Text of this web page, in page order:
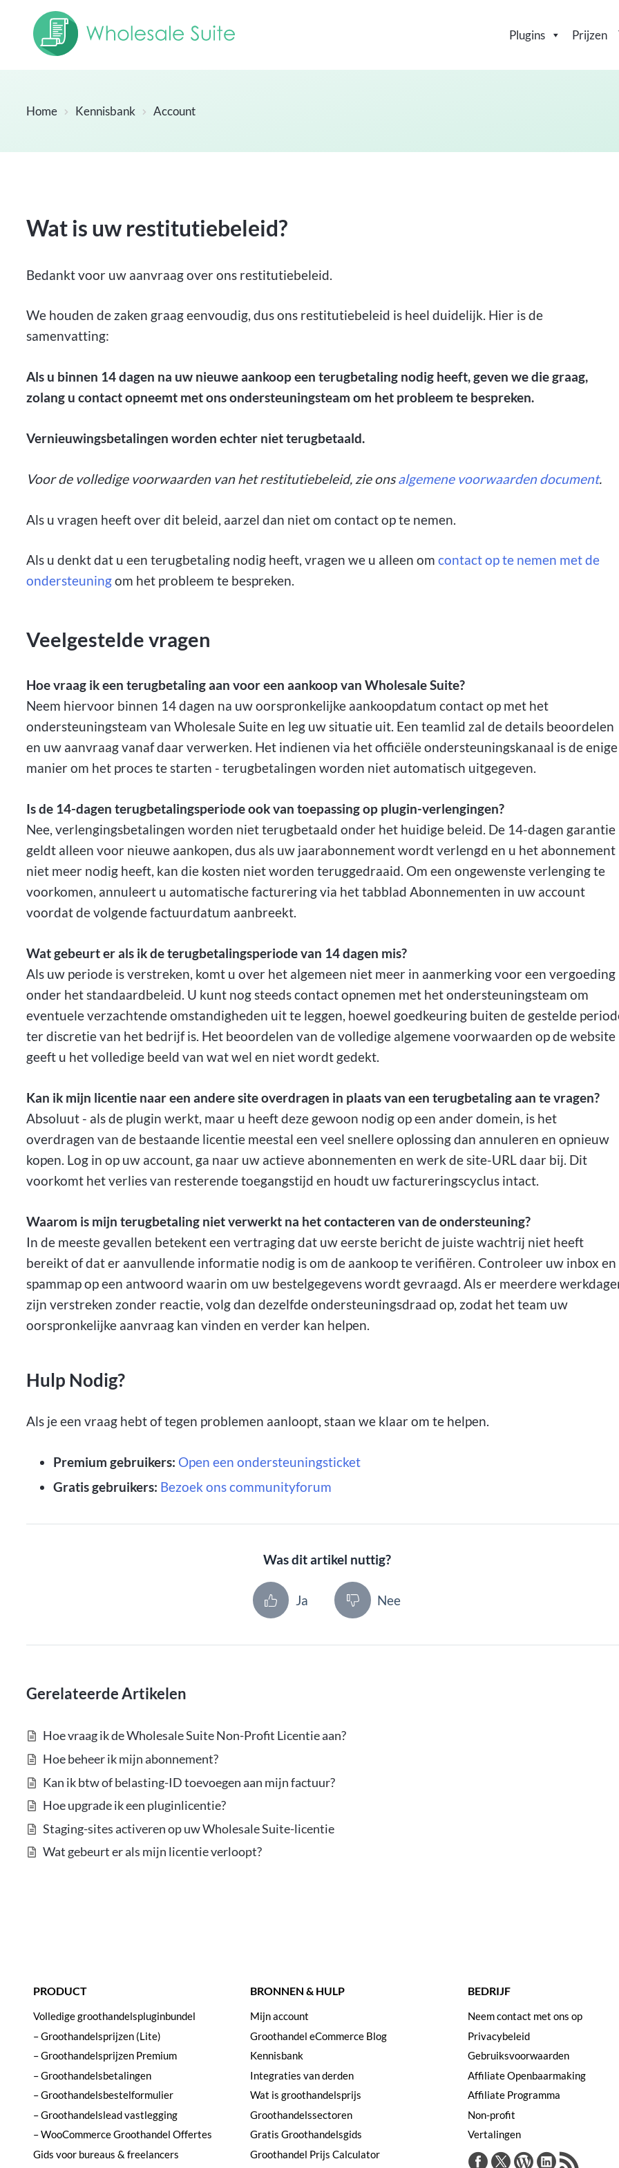
Plugins Prijzen
Home Kennisbank Account
Wat is uw restitutiebeleid?
Bedankt voor uw aanvraag over ons restitutiebeleid.
We houden de zaken graag eenvoudig, dus ons restitutiebeleid is heel duidelijk. Hier is de
samenvatting:
Als u binnen 14 dagen na uw nieuwe aankoop een terugbetaling nodig heeft, geven we die graag,
zolang u contact opneemt met ons ondersteuningsteam om het probleem te bespreken.
Vernieuwingsbetalingen worden echter niet terugbetaald.
Voor de volledige voorwaarden van het restitutiebeleid, zie onsalgemene voorwaarden document.
Als u vragen heeft over dit beleid, aarzel dan niet om contact op te nemen.
Als u denkt dat u een terugbetaling nodig heeft, vragen we u alleen omcontact op te nemen met de
ondersteuningom het probleem te bespreken.
Veelgestelde vragen
Hoe vraag ik een terugbetaling aan voor een aankoop van Wholesale Suite?
Neem hiervoor binnen 14 dagen na uw oorspronkelijke aankoopdatum contact op met het
ondersteuningsteam van Wholesale Suite en leg uw situatie uit. Een teamlid zal de details beoordelen
en uw aanvraag vanaf daar verwerken. Het indienen via het officiële ondersteuningskanaal is de enige
manier om het proces te starten - terugbetalingen worden niet automatisch uitgegeven.
Is de 14-dagen terugbetalingsperiode ook van toepassing op plugin-verlengingen?
Nee, verlengingsbetalingen worden niet terugbetaald onder het huidige beleid. De 14-dagen garantie
geldt alleen voor nieuwe aankopen, dus als uw jaarabonnement wordt verlengd en u het abonnement
niet meer nodig heeft, kan die kosten niet worden teruggedraaid. Om een ongewenste verlenging te
voorkomen, annuleert u automatische facturering via het tabblad Abonnementen in uw account
voordat de volgende factuurdatum aanbreekt.
Wat gebeurt er als ik de terugbetalingsperiode van 14 dagen mis?
Als uw periode is verstreken, komt u over het algemeen niet meer in aanmerking voor een vergoeding
onder het standaardbeleid. U kunt nog steeds contact opnemen met het ondersteuningsteam om
eventuele verzachtende omstandigheden uit te leggen, hoewel goedkeuring buiten de gestelde
ter discretie van het bedrijf is. Het beoordelen van de volledige algemene voorwaarden op de website
geeft u het volledige beeld van wat wel en niet wordt gedekt.
Kan ik mijn licentie naar een andere site overdragen in plaats van een terugbetaling aan te vragen?
Absoluut - als de plugin werkt, maar u heeft deze gewoon nodig op een ander domein, is het
overdragen van de bestaande licentie meestal een veel snellere oplossing dan annuleren en opnieuw
kopen. Log in op uw account, ga naar uw actieve abonnementen en werk de site-URL daar bij. Dit
voorkomt het verlies van resterende toegangstijd en houdt uw factureringscyclus intact.
Waarom is mijn terugbetaling niet verwerkt na het contacteren van de ondersteuning?
In de meeste gevallen betekent een vertraging dat uw eerste bericht de juiste wachtrij niet heeft
bereikt of dat er aanvullende informatie nodig is om de aankoop te verifiëren. Controleer uw inbox en
spammap op een antwoord waarin om uw bestelgegevens wordt gevraagd. Als er meerdere
zijn verstreken zonder reactie, volg dan dezelfde ondersteuningsdraad op, zodat het team uw
oorspronkelijke aanvraag kan vinden en verder kan helpen.
Hulp Nodig?
Als je een vraag hebt of tegen problemen aanloopt, staan we klaar om te helpen.
Premium gebruikers: Open een ondersteuningsticket
Gratis gebruikers: Bezoek ons communityforum
Was dit artikel nuttig?
Ja Nee
Gerelateerde Artikelen
Hoe vraag ik de Wholesale Suite Non-Profit Licentie aan?
Hoe beheer ik mijn abonnement?
Kan ik btw of belasting-ID toevoegen aan mijn factuur?
Hoe upgrade ik een pluginlicentie?
Staging-sites activeren op uw Wholesale Suite-licentie
Wat gebeurt er als mijn licentie verloopt?
PRODUCT
Volledige groothandelspluginbundel
– Groothandelsprijzen (Lite)
– Groothandelsprijzen Premium
– Groothandelsbetalingen
– Groothandelsbestelformulier
– Groothandelslead vastlegging
– WooCommerce Groothandel Offertes
Gids voor bureaus & freelancers
BRONNEN & HULP
Mijn account
Groothandel eCommerce Blog
Kennisbank
Integraties van derden
Wat is groothandelsprijs
Groothandelssectoren
Gratis Groothandelsgids
Groothandel Prijs Calculator
BEDRIJF
Neem contact met ons op
Privacybeleid
Gebruiksvoorwaarden
Affiliate Openbaarmaking
Affiliate Programma
Non-profit
Vertalingen